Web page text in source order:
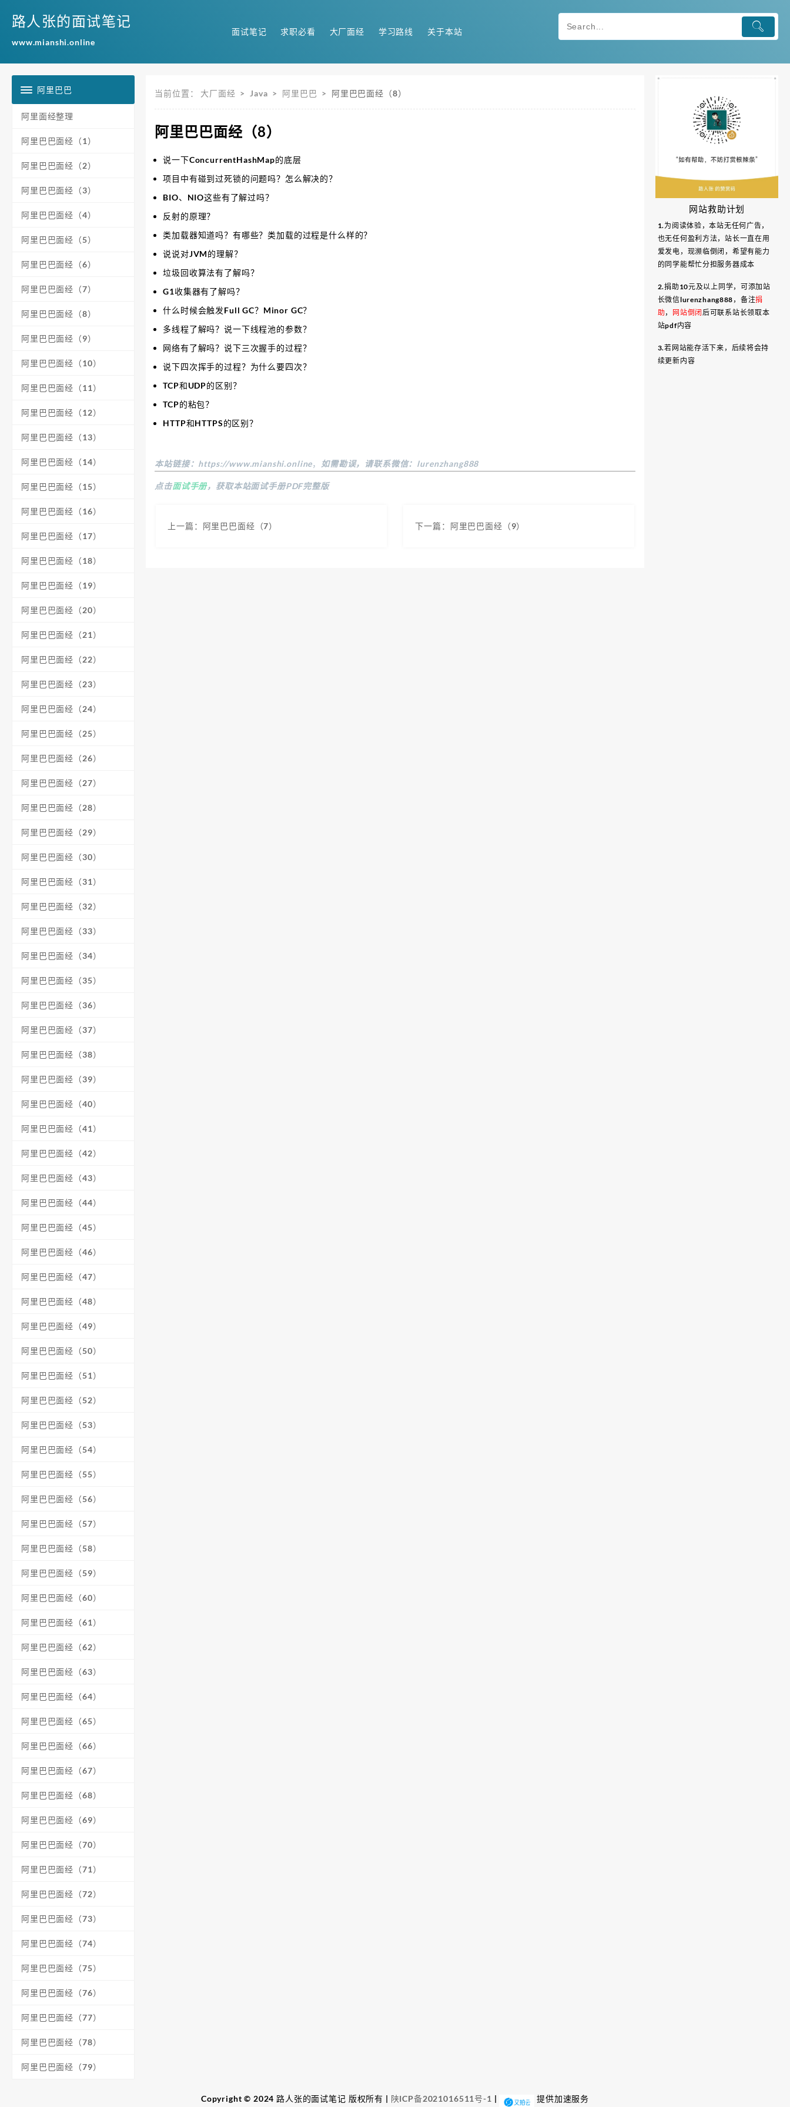
路人张的面试笔记
www.mianshi.online
面试笔记 求职必看 大厂面经 学习路线 关于本站
网站救助计划
1.为阅读体验，本站无任何广告，
也无任何盈利方法，站长一直在用
爱发电，现濒临倒闭，希望有能力
的同学能帮忙分担服务器成本
2.捐助10元及以上同学，可添加站
长微信lurenzhang888，备注捐
助， 网站倒闭 后可联系站长领取本
站pdf内容
3.若网站能存活下来，后续将会持
续更新内容
当前位置： 大厂面经 > Java > 阿里巴巴 > 阿里巴巴面经（8）
阿里巴巴面经（8）
说一下ConcurrentHashMap的底层
项目中有碰到过死锁的问题吗？怎么解决的？
BIO、NIO这些有了解过吗？
反射的原理？
类加载器知道吗？有哪些？类加载的过程是什么样的？
说说对JVM的理解？
垃圾回收算法有了解吗？
G1收集器有了解吗？
什么时候会触发Full GC？Minor GC？
多线程了解吗？说一下线程池的参数？
网络有了解吗？说下三次握手的过程？
说下四次挥手的过程？为什么要四次？
TCP和UDP的区别？
TCP的粘包？
HTTP和HTTPS的区别？
本站链接： https://www.mianshi.online， 如需勘误，请联系微信：lurenzhang888
点击面试手册，获取本站面试手册PDF完整版
上一篇：阿里巴巴面经（7） 下一篇：阿里巴巴面经（9）
阿里巴巴
阿里面经整理
阿里巴巴面经（1）
阿里巴巴面经（2）
阿里巴巴面经（3）
阿里巴巴面经（4）
阿里巴巴面经（5）
阿里巴巴面经（6）
阿里巴巴面经（7）
阿里巴巴面经（8）
阿里巴巴面经（9）
阿里巴巴面经（10）
阿里巴巴面经（11）
阿里巴巴面经（12）
阿里巴巴面经（13）
阿里巴巴面经（14）
阿里巴巴面经（15）
阿里巴巴面经（16）
阿里巴巴面经（17）
阿里巴巴面经（18）
阿里巴巴面经（19）
阿里巴巴面经（20）
阿里巴巴面经（21）
阿里巴巴面经（22）
阿里巴巴面经（23）
阿里巴巴面经（24）
阿里巴巴面经（25）
阿里巴巴面经（26）
阿里巴巴面经（27）
阿里巴巴面经（28）
阿里巴巴面经（29）
阿里巴巴面经（30）
阿里巴巴面经（31）
阿里巴巴面经（32）
阿里巴巴面经（33）
阿里巴巴面经（34）
阿里巴巴面经（35）
阿里巴巴面经（36）
阿里巴巴面经（37）
阿里巴巴面经（38）
阿里巴巴面经（39）
阿里巴巴面经（40）
阿里巴巴面经（41）
阿里巴巴面经（42）
阿里巴巴面经（43）
阿里巴巴面经（44）
阿里巴巴面经（45）
阿里巴巴面经（46）
阿里巴巴面经（47）
阿里巴巴面经（48）
阿里巴巴面经（49）
阿里巴巴面经（50）
阿里巴巴面经（51）
阿里巴巴面经（52）
阿里巴巴面经（53）
阿里巴巴面经（54）
阿里巴巴面经（55）
阿里巴巴面经（56）
阿里巴巴面经（57）
阿里巴巴面经（58）
阿里巴巴面经（59）
阿里巴巴面经（60）
阿里巴巴面经（61）
阿里巴巴面经（62）
阿里巴巴面经（63）
阿里巴巴面经（64）
阿里巴巴面经（65）
阿里巴巴面经（66）
阿里巴巴面经（67）
阿里巴巴面经（68）
阿里巴巴面经（69）
阿里巴巴面经（70）
阿里巴巴面经（71）
阿里巴巴面经（72）
阿里巴巴面经（73）
阿里巴巴面经（74）
阿里巴巴面经（75）
阿里巴巴面经（76）
阿里巴巴面经（77）
阿里巴巴面经（78）
阿里巴巴面经（79）
Copyright © 2024 路人张的面试笔记 版权所有 | 陕ICP备2021016511号-1 | 提供加速服务